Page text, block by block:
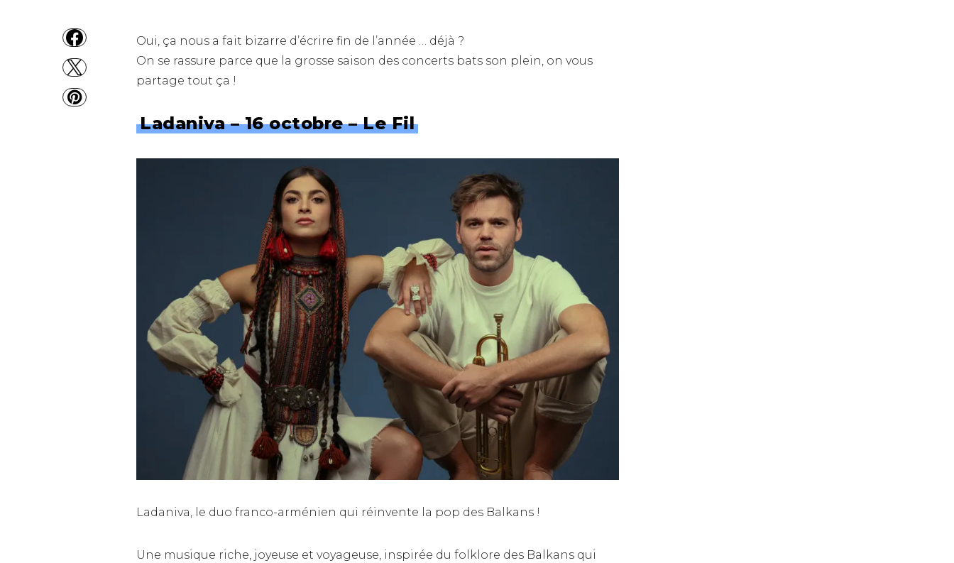
Oui, ça nous a fait bizarre d’écrire fin de l’année … déjà ?
On se rassure parce que la grosse saison des concerts bats son plein, on vous
partage tout ça !
Ladaniva – 16 octobre – Le Fil
Ladaniva, le duo franco-arménien qui réinvente la pop des Balkans !
Une musique riche, joyeuse et voyageuse, inspirée du folklore des Balkans qui